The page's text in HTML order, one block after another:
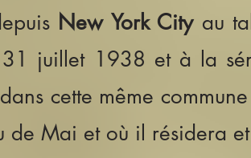
New York City au
31 juillet 1938 et à la
cette même
de Mai et où il résidera